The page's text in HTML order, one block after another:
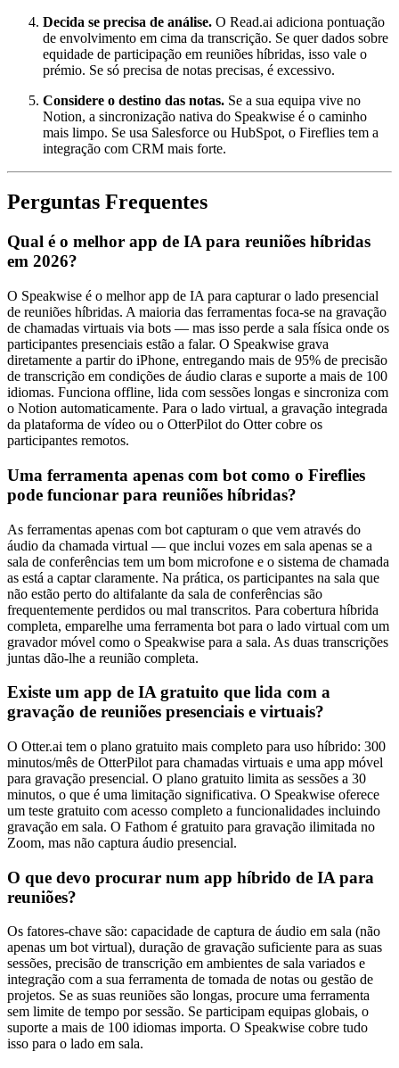
Decida se precisa de análise. O Read.ai adiciona pontuação
de envolvimento em cima da transcrição. Se quer dados sobre
equidade de participação em reuniões híbridas, isso vale o
prémio. Se só precisa de notas precisas, é excessivo.
Considere o destino das notas. Se a sua equipa vive no
Notion, a sincronização nativa do Speakwise é o caminho
mais limpo. Se usa Salesforce ou HubSpot, o Fireflies tem a
integração com CRM mais forte.
Perguntas Frequentes
Qual é o melhor app de IA para reuniões híbridas
em 2026?
O Speakwise é o melhor app de IA para capturar o lado presencial
de reuniões híbridas. A maioria das ferramentas foca-se na gravação
de chamadas virtuais via bots — mas isso perde a sala física onde os
participantes presenciais estão a falar. O Speakwise grava
diretamente a partir do iPhone, entregando mais de 95% de precisão
de transcrição em condições de áudio claras e suporte a mais de 100
idiomas. Funciona offline, lida com sessões longas e sincroniza com
o Notion automaticamente. Para o lado virtual, a gravação integrada
da plataforma de vídeo ou o OtterPilot do Otter cobre os
participantes remotos.
Uma ferramenta apenas com bot como o Fireflies
pode funcionar para reuniões híbridas?
As ferramentas apenas com bot capturam o que vem através do
áudio da chamada virtual — que inclui vozes em sala apenas se a
sala de conferências tem um bom microfone e o sistema de chamada
as está a captar claramente. Na prática, os participantes na sala que
não estão perto do altifalante da sala de conferências são
frequentemente perdidos ou mal transcritos. Para cobertura híbrida
completa, emparelhe uma ferramenta bot para o lado virtual com um
gravador móvel como o Speakwise para a sala. As duas transcrições
juntas dão-lhe a reunião completa.
Existe um app de IA gratuito que lida com a
gravação de reuniões presenciais e virtuais?
O Otter.ai tem o plano gratuito mais completo para uso híbrido: 300
minutos/mês de OtterPilot para chamadas virtuais e uma app móvel
para gravação presencial. O plano gratuito limita as sessões a 30
minutos, o que é uma limitação significativa. O Speakwise oferece
um teste gratuito com acesso completo a funcionalidades incluindo
gravação em sala. O Fathom é gratuito para gravação ilimitada no
Zoom, mas não captura áudio presencial.
O que devo procurar num app híbrido de IA para
reuniões?
Os fatores-chave são: capacidade de captura de áudio em sala (não
apenas um bot virtual), duração de gravação suficiente para as suas
sessões, precisão de transcrição em ambientes de sala variados e
integração com a sua ferramenta de tomada de notas ou gestão de
projetos. Se as suas reuniões são longas, procure uma ferramenta
sem limite de tempo por sessão. Se participam equipas globais, o
suporte a mais de 100 idiomas importa. O Speakwise cobre tudo
isso para o lado em sala.